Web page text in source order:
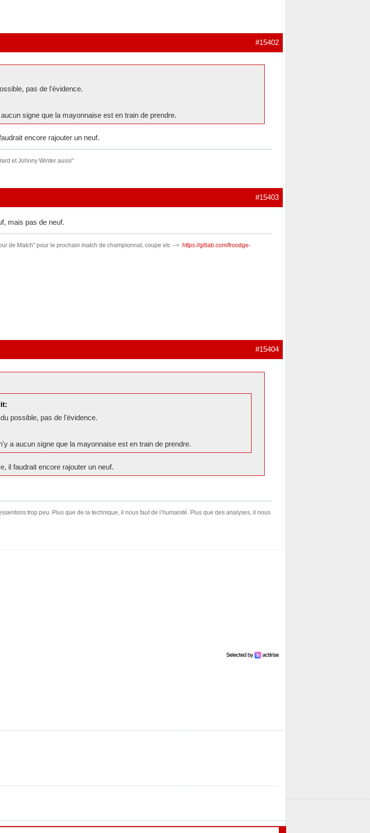
#15402
pas de l'évidence.
signe que la mayonnaise est en train de prendre.
encore rajouter un neuf.
et Johnny Winter aussi"
#15403
mais pas de neuf.
de Match" pour le prochain match de championnat, coupe etc --> https://gitlab.com/froodge-
#15404
possible, pas de l'évidence.
a aucun signe que la mayonnaise est en train de prendre.
il faudrait encore rajouter un neuf.
trop peu. Plus que de la technique, il nous faut de l’humanité. Plus que des analyses, il nous